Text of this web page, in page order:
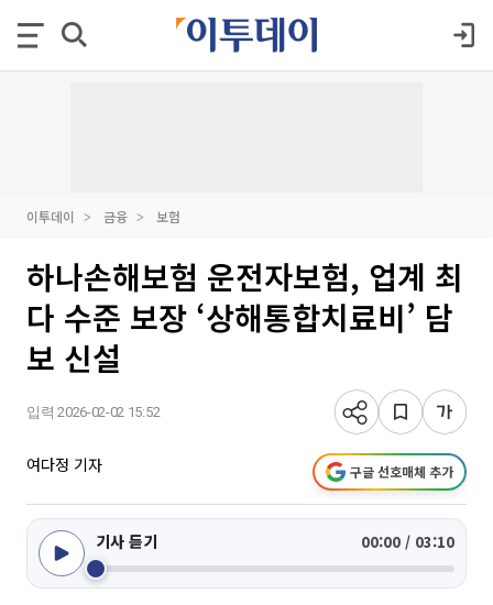
이투데이 금융 보험
하나손해보험 운전자보험, 업계 최
다 수준 보장 ‘상해통합치료비’ 담
보 신설
입력 2026-02-02 15:52
여다정 기자 구글 선호매체 추가
기사 듣기 00:00 / 03:10